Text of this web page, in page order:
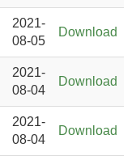
2021-
08-05
Download
2021-
08-04
Download
2021-
08-04
Download